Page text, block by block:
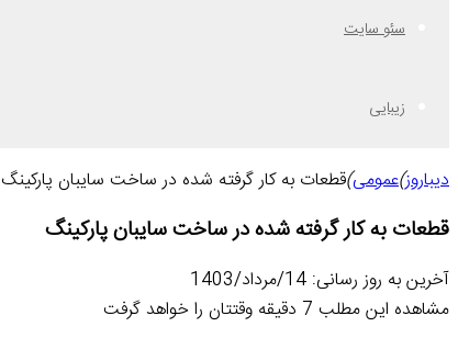
سئو سایت
زیبایی
دیباروز)عمومی)قطعات به کار گرفته شده در ساخت سایبان پارکینگ
قطعات به کار گرفته شده در ساخت سایبان پارکینگ
آخرین به روز رسانی: 14/مرداد/1403
مشاهده این مطلب 7 دقیقه وقتتان را خواهد گرفت